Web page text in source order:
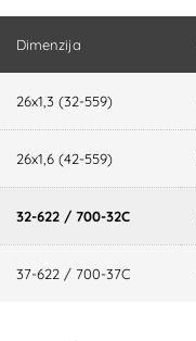
Dimenzija
26x1,3 (32-559)
26x1,6 (42-559)
32-622 / 700-32C
37-622 / 700-37C